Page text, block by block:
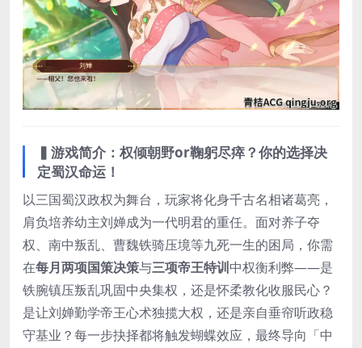
▍ 游戏简介：权倾朝野or鞠躬尽瘁？你的选择决
定蜀汉命运！​
以三国蜀汉政权为舞台，玩家将化身千古名相诸葛亮，
肩负培养幼主刘婵成为一代明君的重任。面对养子夺
权、南中叛乱、曹魏铁骑压境等九死一生的困局，你需
在每月两项国策决策与三项帝王特训中权衡利弊——是
铁腕镇压叛乱巩固中央集权，还是怀柔教化收服民心？
是让刘婵勤学帝王心术独揽大权，还是亲自垂帘听政稳
守基业？每一步抉择都将触发蝴蝶效应，最终导向「中